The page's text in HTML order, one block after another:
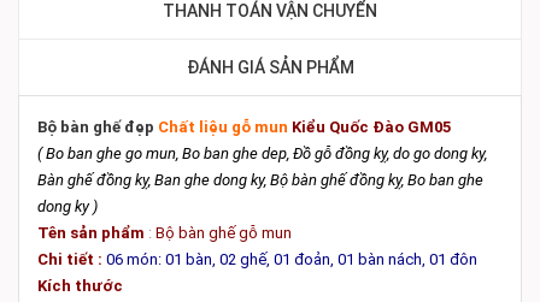
THANH TOÁN VẬN CHUYỂN
ĐÁNH GIÁ SẢN PHẨM
Bộ bàn ghế đẹp Chất liệu gỗ mun Kiểu Quốc Đào GM05
( Bo ban ghe go mun, Bo ban ghe dep, Đồ gỗ đồng kỵ, do go dong ky,
Bàn ghế đồng kỵ, Ban ghe dong ky, Bộ bàn ghế đồng kỵ, Bo ban ghe
dong ky )
Tên sản phẩm : Bộ bàn ghế gỗ mun
Chi tiết : 06 món: 01 bàn, 02 ghế, 01 đoản, 01 bàn nách, 01 đôn
Kích thước